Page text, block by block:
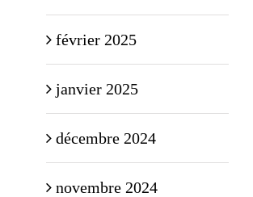
février 2025
janvier 2025
décembre 2024
novembre 2024